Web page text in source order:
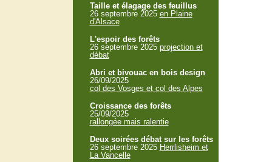
Taille et élagage des feuillus
26 septembre 2025 en Plaine
d'Alsace
L'espoir des forêts
26 septembre 2025 projection et
débat
Abri et bivouac en bois design
26/09/2025
col des Vosges et col des Alpes
Croissance des forêts
25/09/2025
rallongée mais ralentie
Deux soirées débat sur les forêts
26 septembre 2025 Herrlisheim et
La Vancelle